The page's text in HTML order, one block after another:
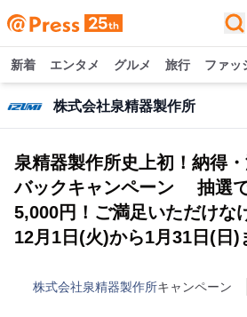
新着 エンタメ グルメ 旅行 ファッ
株式会社泉精器製作所
泉精器製作所史上初！納得
バックキャンペーン 抽選
5,000円！ご満足いただけな
12月1日(火)から1月31日(日)
株式会社泉精器製作所キャンペーン